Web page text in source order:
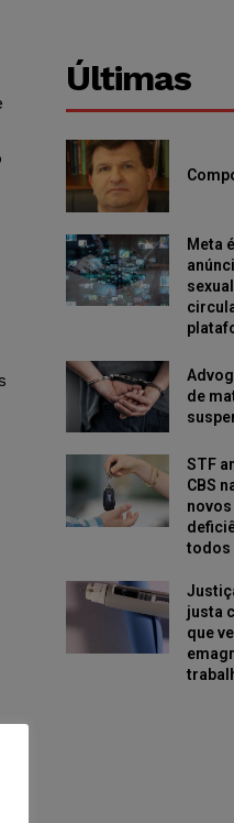
Últimas
Meta
de
STF
CBS
todos
justa
que